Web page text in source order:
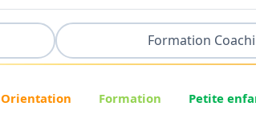
Formation
Orientation Formation Petite